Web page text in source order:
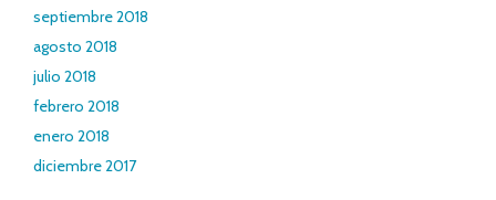
septiembre 2018
agosto 2018
julio 2018
febrero 2018
enero 2018
diciembre 2017